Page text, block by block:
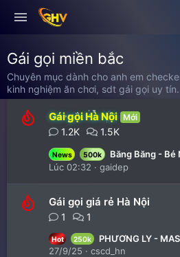
Gái gọi miền bắc
Chuyên mục dành cho anh em
kinh nghiệm ăn chơi, sdt gái gọi uy tín.
Gái gọi Hà Nội Mới
1.2K 1.5K
News 500k
Băng Băng - Bé Ngoan Dịu Hiền -
Lúc 02:32
gaidep
Gái gọi giá rẻ Hà Nội
1 1
Hot 250k
PHƯƠNG LY -
27/9/25
cscd_hn